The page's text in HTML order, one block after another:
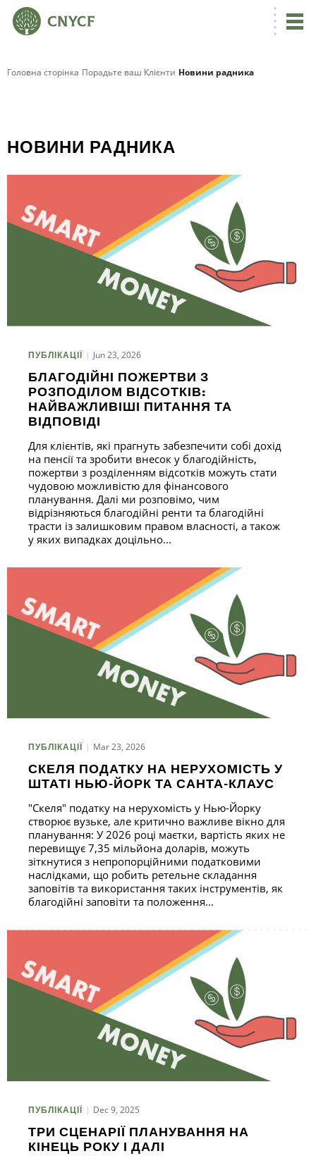
Головна сторінка Порадьте ваш Клієнти Новини радника
НОВИНИ РАДНИКА
ПУБЛІКАЦІЇ Jun 23, 2026
БЛАГОДІЙНІ ПОЖЕРТВИ З
РОЗПОДІЛОМ ВІДСОТКІВ:
НАЙВАЖЛИВІШІ ПИТАННЯ ТА
ВІДПОВІДІ
Для клієнтів, які прагнуть забезпечити собі дохід
на пенсії та зробити внесок у благодійність,
пожертви з розділенням відсотків можуть стати
чудовою можливістю для фінансового
планування. Далі ми розповімо, чим
відрізняються благодійні ренти та благодійні
трасти із залишковим правом власності, а також
у яких випадках доцільно...
ПУБЛІКАЦІЇ Mar 23, 2026
СКЕЛЯ ПОДАТКУ НА НЕРУХОМІСТЬ У
ШТАТІ НЬЮ-ЙОРК ТА САНТА-КЛАУС
"Скеля" податку на нерухомість у Нью-Йорку
створює вузьке, але критично важливе вікно для
планування: У 2026 році маєтки, вартість яких не
перевищує 7,35 мільйона доларів, можуть
зіткнутися з непропорційними податковими
наслідками, що робить ретельне складання
заповітів та використання таких інструментів, як
благодійні заповіти та положення...
ПУБЛІКАЦІЇ Dec 9, 2025
ТРИ СЦЕНАРІЇ ПЛАНУВАННЯ НА
КІНЕЦЬ РОКУ І ДАЛІ